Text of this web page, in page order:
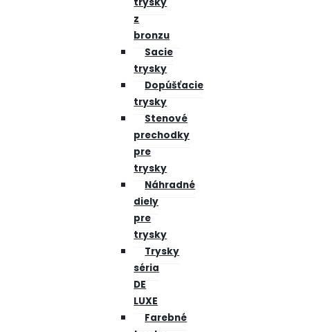
z
bronzu
Sacie
trysky
Dopúšťacie
trysky
Stenové
prechodky
pre
trysky
Náhradné
diely
pre
trysky
Trysky
séria
DE
LUXE
Farebné